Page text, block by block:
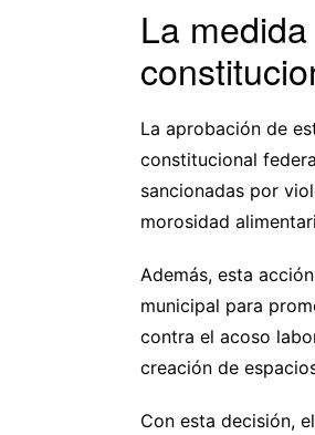
La
La aprobación de
constitucional
sancionadas por
morosidad
Además, esta
municipal para
contra el acoso
creación de
Con esta decisión,